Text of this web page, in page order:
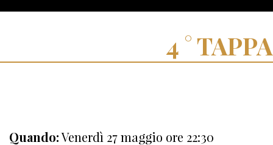
TAPPA
Quando:Venerdì 27 maggio ore 22:30